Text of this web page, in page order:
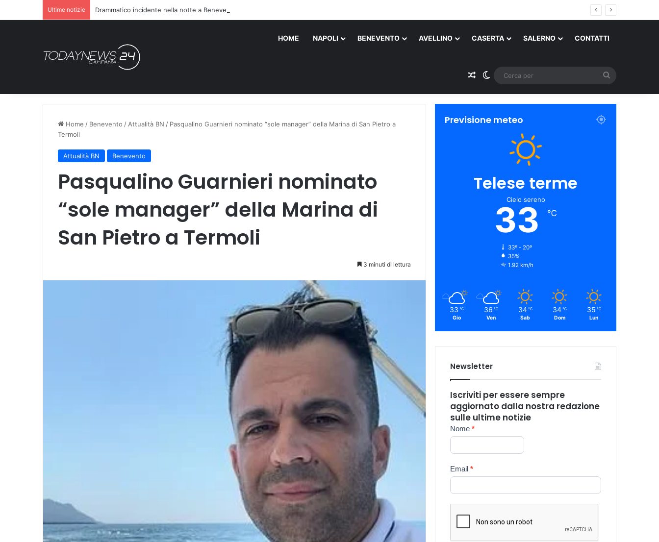
Ultime notizie Drammatico incidente nella notte a Benevento: perdono la vita due persone
HOME NAPOLI BENEVENTO AVELLINO CASERTA SALERNO CONTATTI
Un articolo a caso
Cambia aspetto
per
Home / Benevento / Attualità BN / Pasqualino Guarnieri nominato “sole manager” della Marina di San Pietro a
Termoli
Attualità BN Benevento
Pasqualino Guarnieri nominato
“sole manager” della Marina di
San Pietro a Termoli
3 minuti di lettura
Previsione meteo
Telese terme
Cielo sereno
33 ℃
33º - 20º
35%
1.92 km/h
33 ℃
Gio
36 ℃
Ven
34 ℃
Sab
34 ℃
Dom
35 ℃
Lun
Newsletter
Iscriviti per essere sempre
aggiornato dalla nostra redazione
sulle ultime notizie
Newsletter
Nome*
Email*